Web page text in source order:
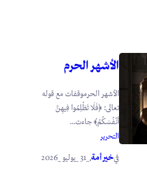
الأشهر الحرم
الأشهر الحرموقفات مع قوله
تعالى: ﴿فَلَا تَظْلِمُوا فِيهِنَّ
أَنْفُسَكُمْ﴾ جاءت...
التحرير
فيخير أمة. _31 _يوليو _2026